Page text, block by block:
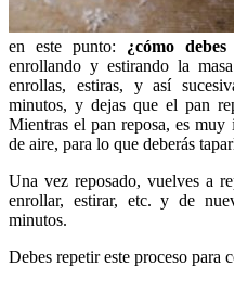
en este punto: ¿cómo debes
enrollando y estirando la
enrollas, estiras, y así
minutos, y dejas que el pan
Mientras el pan reposa, es
de aire, para lo que deberás
Una vez reposado, vuelves a
enrollar, estirar, etc. y de
minutos.
Debes repetir este proceso para